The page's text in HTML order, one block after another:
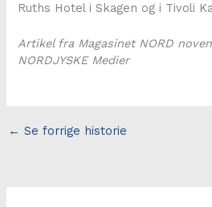
Ruths Hotel i Skagen og i Tivoli
Artikel fra Magasinet NORD
NORDJYSKE Medier
← Se forrige historie